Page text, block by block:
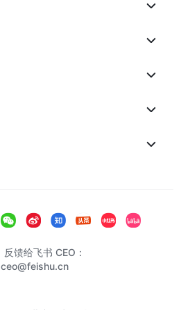
反馈给飞书 CEO：
ceo@feishu.cn